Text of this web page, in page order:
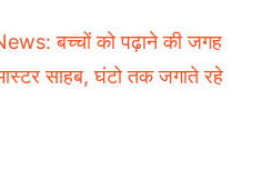
बच्चों को पढ़ाने की जगह
साहब, घंटो तक जगाते रहे